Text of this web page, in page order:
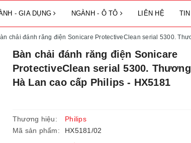
- GIA DỤNG NGÀNH - Ô TÔ LIÊN HỆ
chải đánh răng điện Sonicare ProtectiveClean serial 5300.
Bàn chải đánh răng điện Sonicare
ProtectiveClean serial 5300.
Hà Lan cao cấp Philips - HX5181
Thương hiệu:
Philips
Mã sản phẩm:
HX5181/02